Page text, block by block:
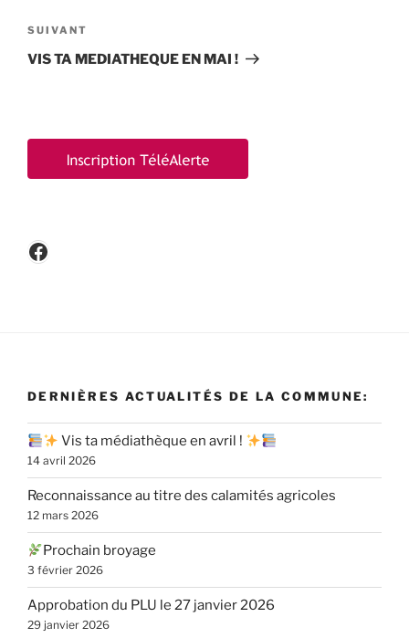
Article
suivant
SUIVANT
VIS TA MEDIATHEQUE EN MAI !
Facebook
DERNIÈRES ACTUALITÉS DE LA COMMUNE:
Vis ta médiathèque en avril !
14 avril 2026
Reconnaissance au titre des calamités agricoles
12 mars 2026
Prochain broyage
3 février 2026
Approbation du PLU le 27 janvier 2026
29 janvier 2026